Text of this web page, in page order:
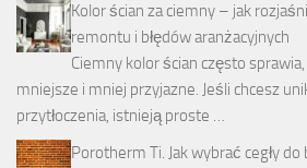
Kolor ścian za ciemny – jak
remontu i błędów aranżacyjnych
Ciemny kolor ścian często
mniejsze i mniej przyjazne. Jeśli chcesz
przytłoczenia, istnieją proste …
Porotherm Ti. Jak wybrać cegły